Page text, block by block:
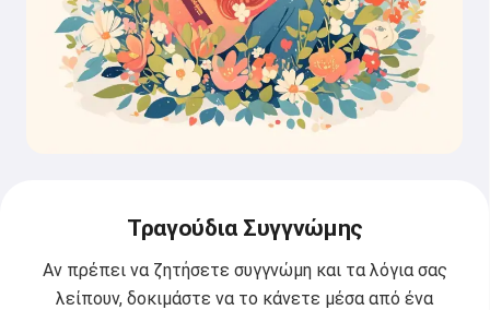
Τραγούδια Συγγνώμης
Αν πρέπει να ζητήσετε συγγνώμη και τα λόγια σας
λείπουν, δοκιμάστε να το κάνετε μέσα από ένα